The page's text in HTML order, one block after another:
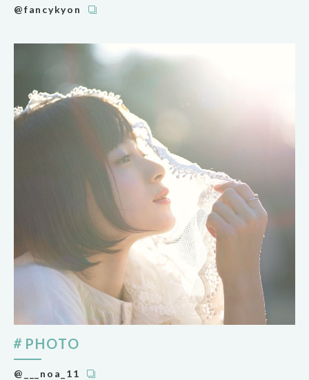
@fancykyon
PHOTO
@___noa_11